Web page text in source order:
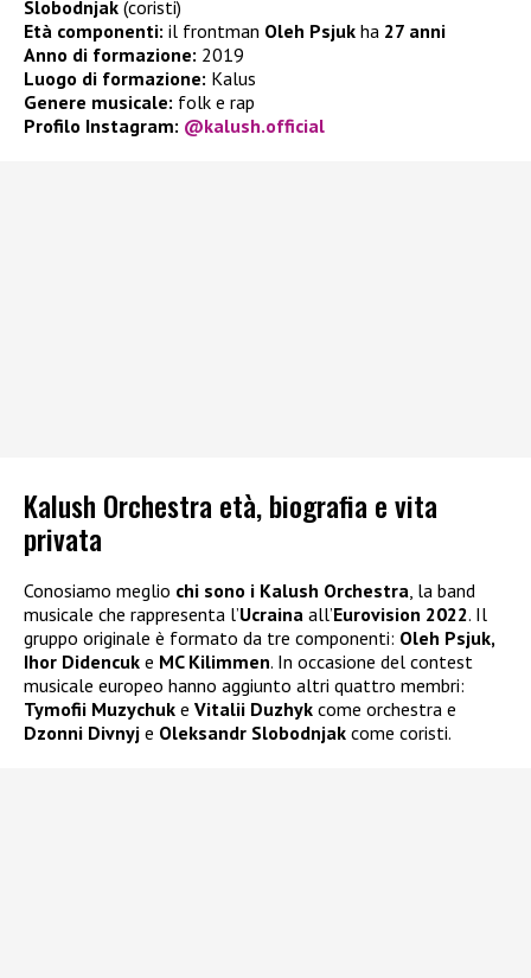
Slobodnjak (coristi)
Età componenti: il frontman Oleh Psjuk ha 27 anni
Anno di formazione: 2019
Luogo di formazione: Kalus
Genere musicale: folk e rap
Profilo Instagram: @kalush.official
Kalush Orchestra età, biografia e vita
privata
Conosiamo meglio chi sono i Kalush Orchestra, la band
musicale che rappresenta l’Ucraina all’Eurovision 2022. Il
gruppo originale è formato da tre componenti: Oleh Psjuk,
Ihor Didencuk e MC Kilimmen. In occasione del contest
musicale europeo hanno aggiunto altri quattro membri:
Tymofii Muzychuk e Vitalii Duzhyk come orchestra e
Dzonni Divnyj e Oleksandr Slobodnjak come coristi.